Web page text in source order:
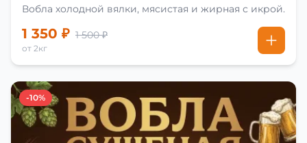
Вобла холодной вялки, мясистая и жирная с икрой.
1 350 ₽ 1 500 ₽
от 2кг
-10%